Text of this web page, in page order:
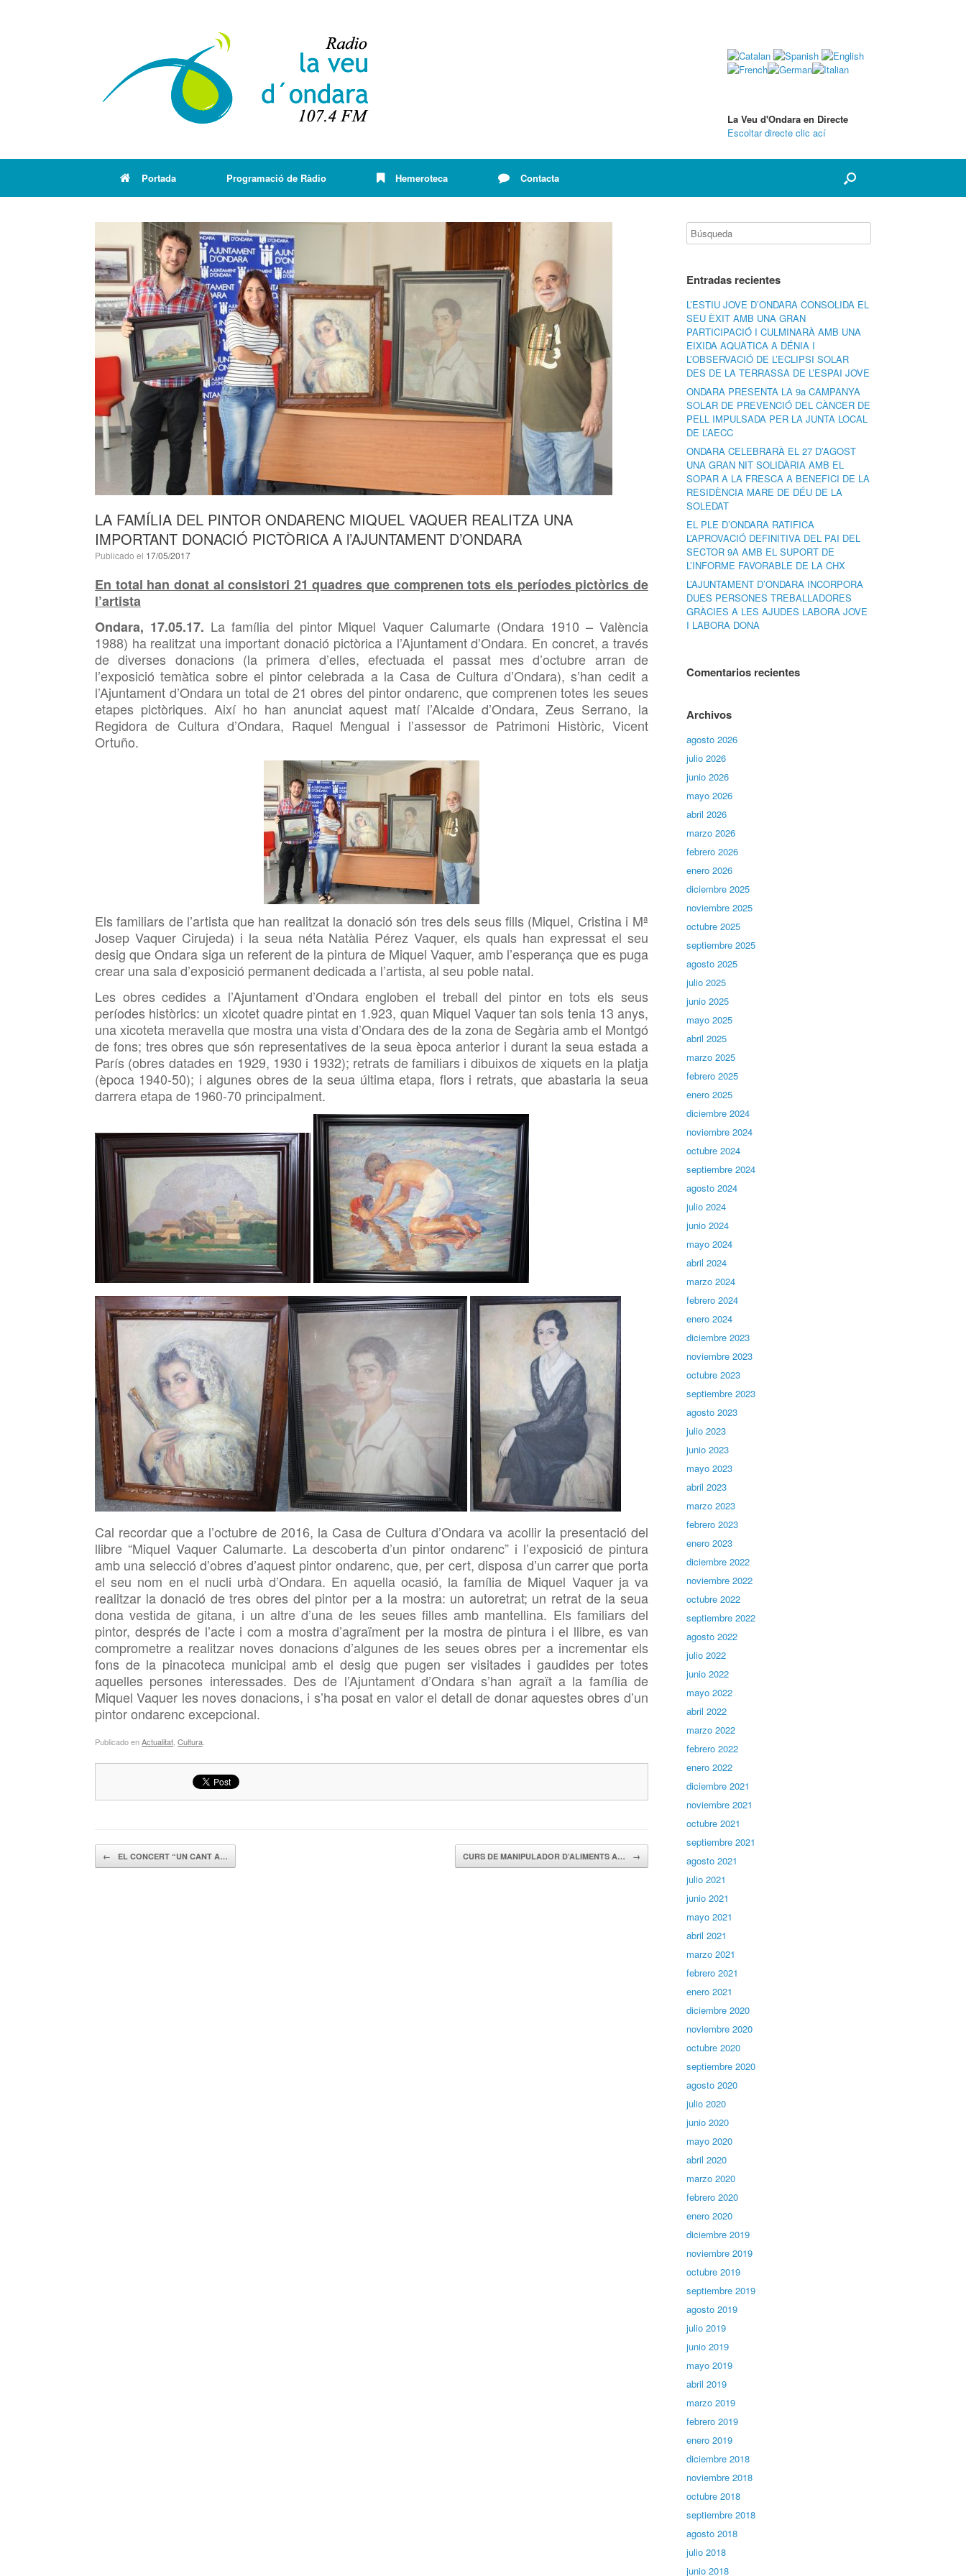
La Veu d'Ondara en Directe
Escoltar directe clic ací
Portada Programació de Ràdio Hemeroteca Contacta
LA FAMÍLIA DEL PINTOR ONDARENC MIQUEL VAQUER REALITZA UNA
IMPORTANT DONACIÓ PICTÒRICA A l’AJUNTAMENT D’ONDARA
Publicado el 17/05/2017
En total han donat al consistori 21 quadres que comprenen tots els períodes pictòrics de
l’artista
Ondara, 17.05.17. La família del pintor Miquel Vaquer Calumarte (Ondara 1910 – València
1988) ha realitzat una important donació pictòrica a l’Ajuntament d’Ondara. En concret, a través
de diverses donacions (la primera d’elles, efectuada el passat mes d’octubre arran de
l’exposició temàtica sobre el pintor celebrada a la Casa de Cultura d’Ondara), s’han cedit a
l’Ajuntament d’Ondara un total de 21 obres del pintor ondarenc, que comprenen totes les seues
etapes pictòriques. Així ho han anunciat aquest matí l’Alcalde d’Ondara, Zeus Serrano, la
Regidora de Cultura d’Ondara, Raquel Mengual i l’assessor de Patrimoni Històric, Vicent
Ortuño.
Els familiars de l’artista que han realitzat la donació són tres dels seus fills (Miquel, Cristina i Mª
Josep Vaquer Cirujeda) i la seua néta Natàlia Pérez Vaquer, els quals han expressat el seu
desig que Ondara siga un referent de la pintura de Miquel Vaquer, amb l’esperança que es puga
crear una sala d’exposició permanent dedicada a l’artista, al seu poble natal.
Les obres cedides a l’Ajuntament d’Ondara engloben el treball del pintor en tots els seus
períodes històrics: un xicotet quadre pintat en 1.923, quan Miquel Vaquer tan sols tenia 13 anys,
una xicoteta meravella que mostra una vista d’Ondara des de la zona de Segària amb el Montgó
de fons; tres obres que són representatives de la seua època anterior i durant la seua estada a
París (obres datades en 1929, 1930 i 1932); retrats de familiars i dibuixos de xiquets en la platja
(època 1940-50); i algunes obres de la seua última etapa, flors i retrats, que abastaria la seua
darrera etapa de 1960-70 principalment.
Cal recordar que a l’octubre de 2016, la Casa de Cultura d’Ondara va acollir la presentació del
llibre “Miquel Vaquer Calumarte. La descoberta d’un pintor ondarenc” i l’exposició de pintura
amb una selecció d’obres d’aquest pintor ondarenc, que, per cert, disposa d’un carrer que porta
el seu nom en el nucli urbà d’Ondara. En aquella ocasió, la família de Miquel Vaquer ja va
realitzar la donació de tres obres del pintor per a la mostra: un autoretrat; un retrat de la seua
dona vestida de gitana, i un altre d’una de les seues filles amb mantellina. Els familiars del
pintor, després de l’acte i com a mostra d’agraïment per la mostra de pintura i el llibre, es van
comprometre a realitzar noves donacions d’algunes de les seues obres per a incrementar els
fons de la pinacoteca municipal amb el desig que pugen ser visitades i gaudides per totes
aquelles persones interessades. Des de l’Ajuntament d’Ondara s’han agraït a la família de
Miquel Vaquer les noves donacions, i s’ha posat en valor el detall de donar aquestes obres d’un
pintor ondarenc excepcional.
Publicado enActualitat Cultura
Navegador de artículos
← EL CONCERT “UN CANT A… CURS DE MANIPULADOR D’ALIMENTS A… →
Entradas recientes
L’ESTIU JOVE D’ONDARA CONSOLIDA EL
SEU ÈXIT AMB UNA GRAN
PARTICIPACIÓ I CULMINARÀ AMB UNA
EIXIDA AQUÀTICA A DÉNIA I
L’OBSERVACIÓ DE L’ECLIPSI SOLAR
DES DE LA TERRASSA DE L’ESPAI JOVE
ONDARA PRESENTA LA 9a CAMPANYA
SOLAR DE PREVENCIÓ DEL CÀNCER DE
PELL IMPULSADA PER LA JUNTA LOCAL
DE L’AECC
ONDARA CELEBRARÀ EL 27 D’AGOST
UNA GRAN NIT SOLIDÀRIA AMB EL
SOPAR A LA FRESCA A BENEFICI DE LA
RESIDÈNCIA MARE DE DÉU DE LA
SOLEDAT
EL PLE D’ONDARA RATIFICA
L’APROVACIÓ DEFINITIVA DEL PAI DEL
SECTOR 9A AMB EL SUPORT DE
L’INFORME FAVORABLE DE LA CHX
L’AJUNTAMENT D’ONDARA INCORPORA
DUES PERSONES TREBALLADORES
GRÀCIES A LES AJUDES LABORA JOVE
I LABORA DONA
Comentarios recientes
Archivos
agosto 2026
julio 2026
junio 2026
mayo 2026
abril 2026
marzo 2026
febrero 2026
enero 2026
diciembre 2025
noviembre 2025
octubre 2025
septiembre 2025
agosto 2025
julio 2025
junio 2025
mayo 2025
abril 2025
marzo 2025
febrero 2025
enero 2025
diciembre 2024
noviembre 2024
octubre 2024
septiembre 2024
agosto 2024
julio 2024
junio 2024
mayo 2024
abril 2024
marzo 2024
febrero 2024
enero 2024
diciembre 2023
noviembre 2023
octubre 2023
septiembre 2023
agosto 2023
julio 2023
junio 2023
mayo 2023
abril 2023
marzo 2023
febrero 2023
enero 2023
diciembre 2022
noviembre 2022
octubre 2022
septiembre 2022
agosto 2022
julio 2022
junio 2022
mayo 2022
abril 2022
marzo 2022
febrero 2022
enero 2022
diciembre 2021
noviembre 2021
octubre 2021
septiembre 2021
agosto 2021
julio 2021
junio 2021
mayo 2021
abril 2021
marzo 2021
febrero 2021
enero 2021
diciembre 2020
noviembre 2020
octubre 2020
septiembre 2020
agosto 2020
julio 2020
junio 2020
mayo 2020
abril 2020
marzo 2020
febrero 2020
enero 2020
diciembre 2019
noviembre 2019
octubre 2019
septiembre 2019
agosto 2019
julio 2019
junio 2019
mayo 2019
abril 2019
marzo 2019
febrero 2019
enero 2019
diciembre 2018
noviembre 2018
octubre 2018
septiembre 2018
agosto 2018
julio 2018
junio 2018